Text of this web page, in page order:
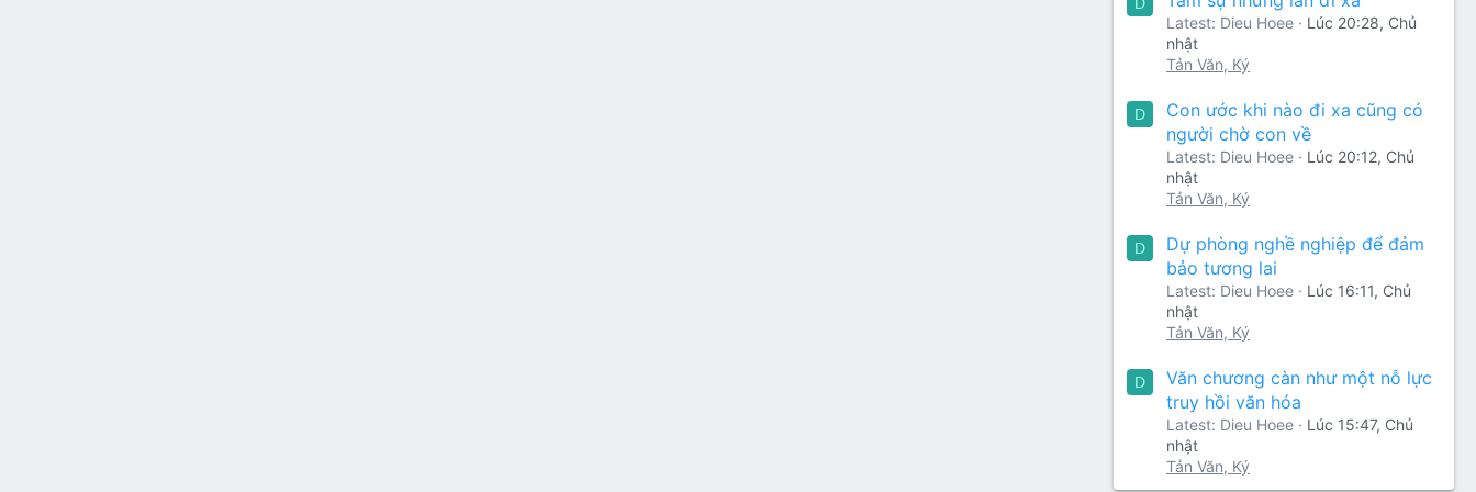
D
Latest: Dieu Hoee
Lúc 20:28, Chủ
nhật
Tản Văn, Ký
D
Con ước khi nào đi xa cũng có
người chờ con về
Latest: Dieu Hoee
Lúc 20:12, Chủ
nhật
Tản Văn, Ký
D
Dự phòng nghề nghiệp để đảm
bảo tương lai
Latest: Dieu Hoee
Lúc 16:11, Chủ
nhật
Tản Văn, Ký
D
Văn chương càn như một nỗ lực
truy hồi văn hóa
Latest: Dieu Hoee
Lúc 15:47, Chủ
nhật
Tản Văn, Ký